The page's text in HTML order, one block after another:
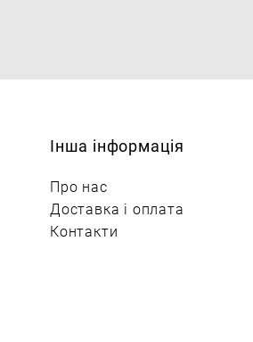
Інша інформація
Про нас
Доставка і оплата
Контакти